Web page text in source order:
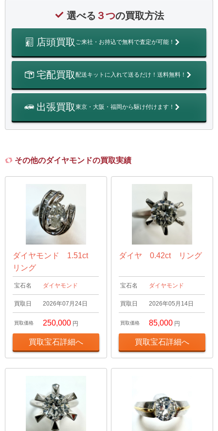
選べる ３つの買取方法
店頭買取 ご来社・お持込で無料で査定が可能！
宅配買取配送キットに入れて送るだけ！送料無料！
出張買取東京・大阪・福岡から駆け付けます！
その他のダイヤモンドの買取実績
ダイヤモンド 1.51ct
リング
宝石名 ダイヤモンド
買取日 2026年07月24日
買取価格 250,000 円
買取宝石詳細へ
ダイヤ 0.42ct リング
宝石名 ダイヤモンド
買取日 2026年05月14日
買取価格 85,000 円
買取宝石詳細へ